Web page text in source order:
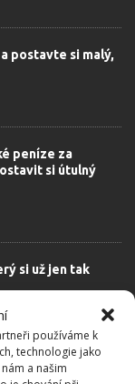
používáme k
technologie jako
a našim
postavte si malý,
peníze za
si útulný
si už jen tak